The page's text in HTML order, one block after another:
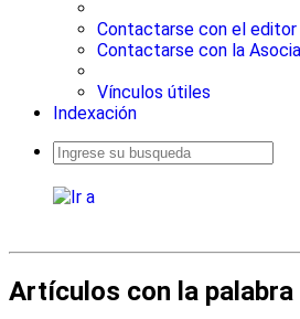
Contactarse con el editor
Contactarse con la
Vínculos útiles
Indexación
Artículos con la palabra